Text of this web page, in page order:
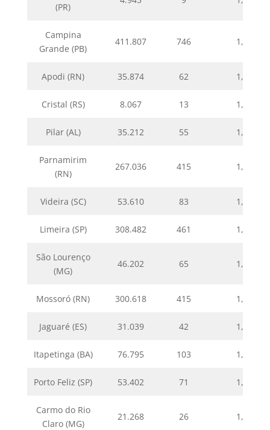
(PR)
Campina
Grande (PB)
411.807 746 1,81
Apodi (RN) 35.874 62 1,73
Cristal (RS) 8.067 13 1,61
Pilar (AL) 35.212 55 1,56
Parnamirim
(RN)
267.036 415 1,55
Videira (SC) 53.610 83 1,55
Limeira (SP) 308.482 461 1,49
São Lourenço
(MG)
46.202 65 1,41
Mossoró (RN) 300.618 415 1,38
Jaguaré (ES) 31.039 42 1,35
Itapetinga (BA) 76.795 103 1,34
Porto Feliz (SP) 53.402 71 1,33
Carmo do Rio
Claro (MG)
21.268 26 1,22